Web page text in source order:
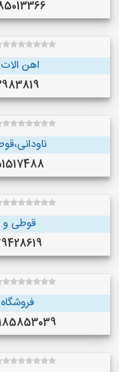
09385013366
اهن
09351517488
قوطی و
09185853039